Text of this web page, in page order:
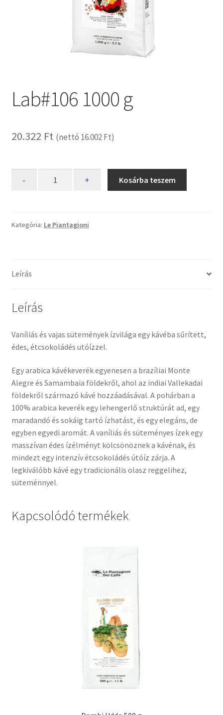
Lab#106 1000 g
20.322 Ft (nettó 16.002Ft)
- + Kosárba teszem
Kategória: Le Piantagioni
Leírás
Leírás
Vaníliás és vajas sütemények ízvilága egy kávéba sűrített,
édes, étcsokoládés utóízzel.
Egy arabica kávékeverék egyenesen a brazíliai Monte
Alegre és Samambaia földekről, ahol az indiai Vallekadai
földekről származó kávé hozzáadásával. A pohárban a
100% arabica keverék egy lehengerlő struktúrát ad, egy
maradandó és sokáig tartó ízhatást, és egy elegáns, de
egyben egyedi aromát. A vaníliás és süteményes ízek egy
masszívan édes ízélményt kölcsönöznek a kávénak, és
mindezt egy intenzív étcsokoládés útóíz zárja. A
legkiválóbb kávé egy tradicionális olasz reggelihez,
süteménnyel.
Kapcsolódó termékek